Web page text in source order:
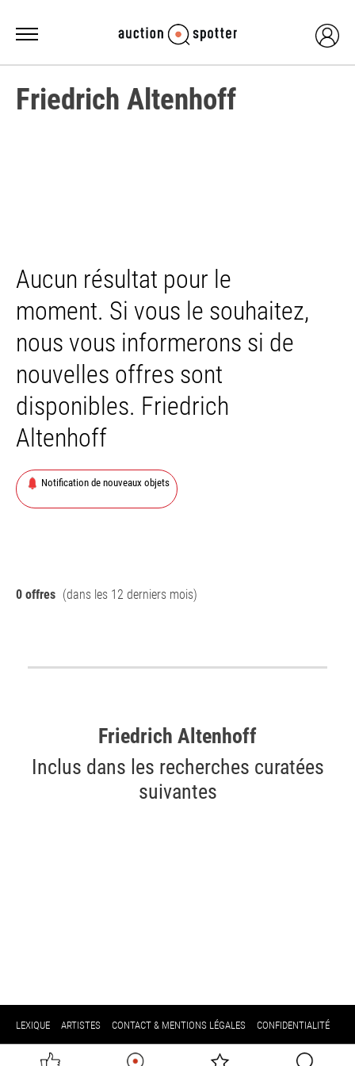
Friedrich Altenhoff
Aucun résultat pour le
moment. Si vous le souhaitez,
nous vous informerons si de
nouvelles offres sont
disponibles. Friedrich
Altenhoff
Notification de nouveaux objets
0 offres (dans les 12 derniers mois)
Friedrich Altenhoff
Inclus dans les recherches curatées
suivantes
LEXIQUE ARTISTES CONTACT & MENTIONS LÉGALES CONFIDENTIALITÉ